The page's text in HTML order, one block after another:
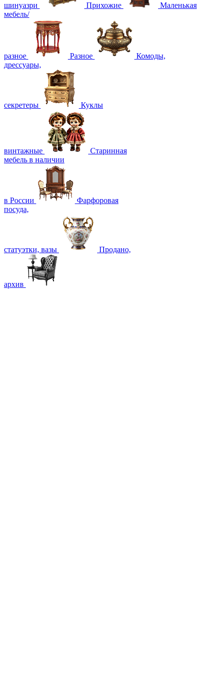
шинуазри Прихожие
Маленькая
мебель/
разное Разное
Комоды,
дрессуары,
секретеры Куклы
винтажные
Старинная
мебель в наличии
в России
Фарфоровая
посуда,
статуэтки, вазы Продано,
архив